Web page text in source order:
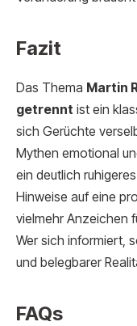
Fazit
Das Thema Martin
getrennt ist ein
sich Gerüchte
Mythen emotional
ein deutlich
Hinweise auf eine
vielmehr Anzeichen
Wer sich informiert,
und belegbarer
FAQs